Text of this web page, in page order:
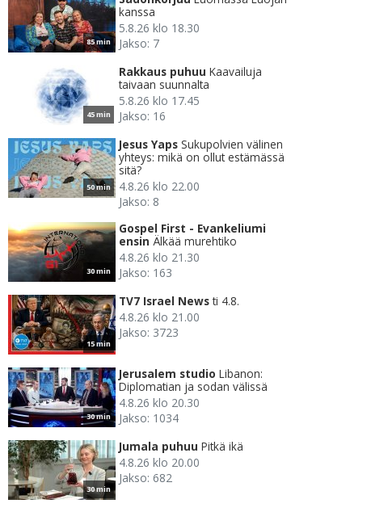
85 min
kanssa
5.8.26 klo 18.30
Jakso: 7
45 min
Rakkaus puhuu Kaavailuja
taivaan suunnalta
5.8.26 klo 17.45
Jakso: 16
50 min
Jesus Yaps Sukupolvien välinen
yhteys: mikä on ollut estämässä
sitä?
4.8.26 klo 22.00
Jakso: 8
30 min
Gospel First - Evankeliumi
ensin Älkää murehtiko
4.8.26 klo 21.30
Jakso: 163
15 min
TV7 Israel News ti 4.8.
4.8.26 klo 21.00
Jakso: 3723
30 min
Jerusalem studio Libanon:
Diplomatian ja sodan välissä
4.8.26 klo 20.30
Jakso: 1034
30 min
Jumala puhuu Pitkä ikä
4.8.26 klo 20.00
Jakso: 682